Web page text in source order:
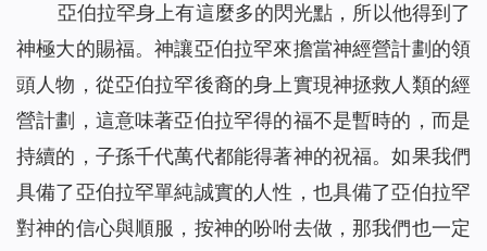
亞伯拉罕身上有這麼多的閃光點，所以他得到了
神極大的賜福。神讓亞伯拉罕來擔當神經營計劃的領
頭人物，從亞伯拉罕後裔的身上實現神拯救人類的經
營計劃，這意味著亞伯拉罕得的福不是暫時的，而是
持續的，子孫千代萬代都能得著神的祝福。如果我們
具備了亞伯拉罕單純誠實的人性，也具備了亞伯拉罕
對神的信心與順服，按神的吩咐去做，那我們也一定